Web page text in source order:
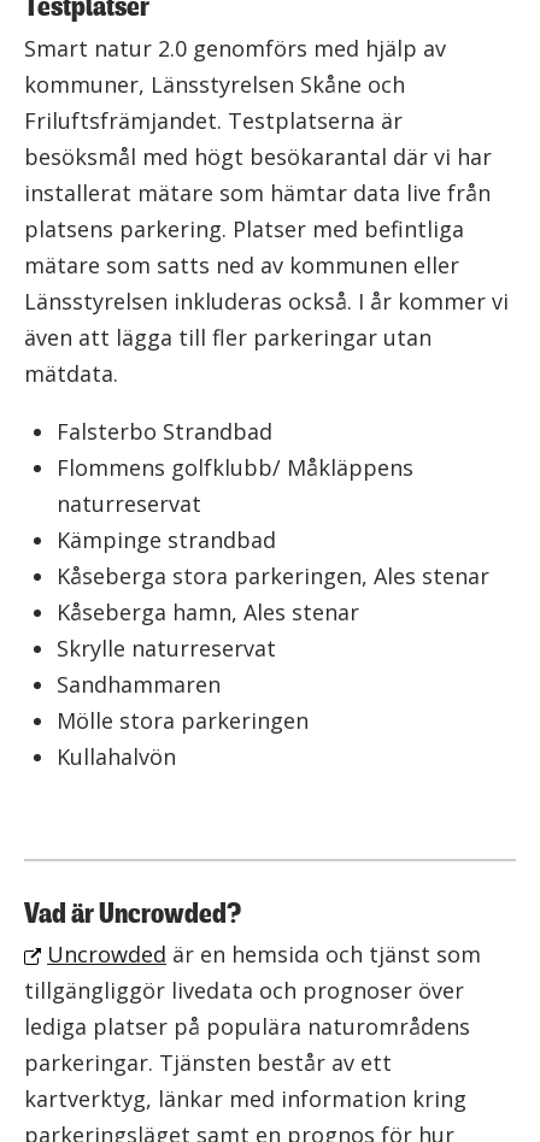
Testplatser
Smart natur 2.0 genomförs med hjälp av
kommuner, Länsstyrelsen Skåne och
Friluftsfrämjandet. Testplatserna är
besöksmål med högt besökarantal där vi har
installerat mätare som hämtar data live från
platsens parkering. Platser med befintliga
mätare som satts ned av kommunen eller
Länsstyrelsen inkluderas också. I år kommer vi
även att lägga till fler parkeringar utan
mätdata.
Falsterbo Strandbad
Flommens golfklubb/ Måkläppens
naturreservat
Kämpinge strandbad
Kåseberga stora parkeringen, Ales stenar
Kåseberga hamn, Ales stenar
Skrylle naturreservat
Sandhammaren
Mölle stora parkeringen
Kullahalvön
Vad är Uncrowded?
Uncrowded är en hemsida och tjänst som
tillgängliggör livedata och prognoser över
lediga platser på populära naturområdens
parkeringar. Tjänsten består av ett
kartverktyg, länkar med information kring
parkeringsläget samt en prognos för hur